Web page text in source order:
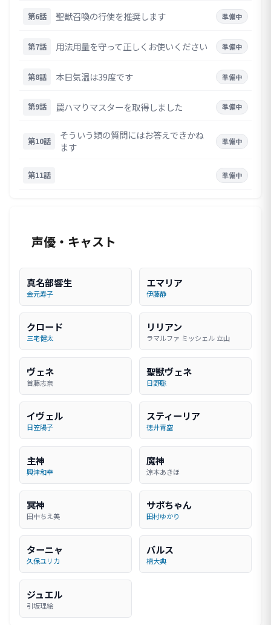
第6話 聖獣召喚の行使を推奨します 準備中
第7話 用法用量を守って正しくお使いください 準備中
第8話 本日気温は39度です 準備中
第9話 罠ハマりマスターを取得しました 準備中
第10話
そういう類の質問にはお答えできかね
ます
準備中
第11話 準備中
声優・キャスト
真名部響生
金元寿子
エマリア
伊藤静
クロード
三宅健太
リリアン
ラマルファ ミッシェル 立山
ヴェネ
首藤志奈
聖獣ヴェネ
日野聡
イヴェル
日笠陽子
スティーリア
徳井青空
主神
興津和幸
魔神
涼本あきほ
冥神
田中ちえ美
サポちゃん
田村ゆかり
ターニャ
久保ユリカ
バルス
楠大典
ジュエル
引坂理絵